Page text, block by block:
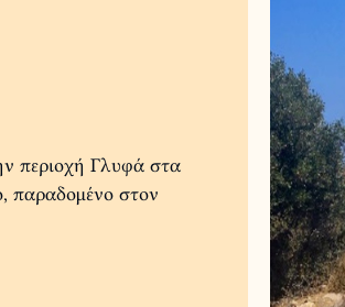
περιοχή Γλυφά στα
παραδομένο στον